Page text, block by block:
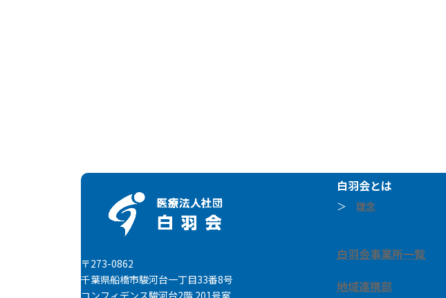
〒273-0862
千葉県船橋市駿河台一丁目33番8号
白羽会とは
＞理念
白羽会事業所一覧
地域連携部